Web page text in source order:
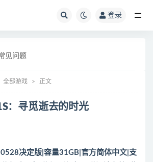
登录
见问题
全部游戏 正文
：寻觅逝去的时光
决定版|容量31GB|官方简体中文|支